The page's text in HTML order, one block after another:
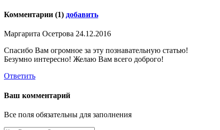
Комментарии (1) добавить
Маргарита Осетрова 24.12.2016
Спасибо Вам огромное за эту познавательную статью!
Безумно интересно! Желаю Вам всего доброго!
Ответить
Ваш комментарий
Все поля обязательны для заполнения